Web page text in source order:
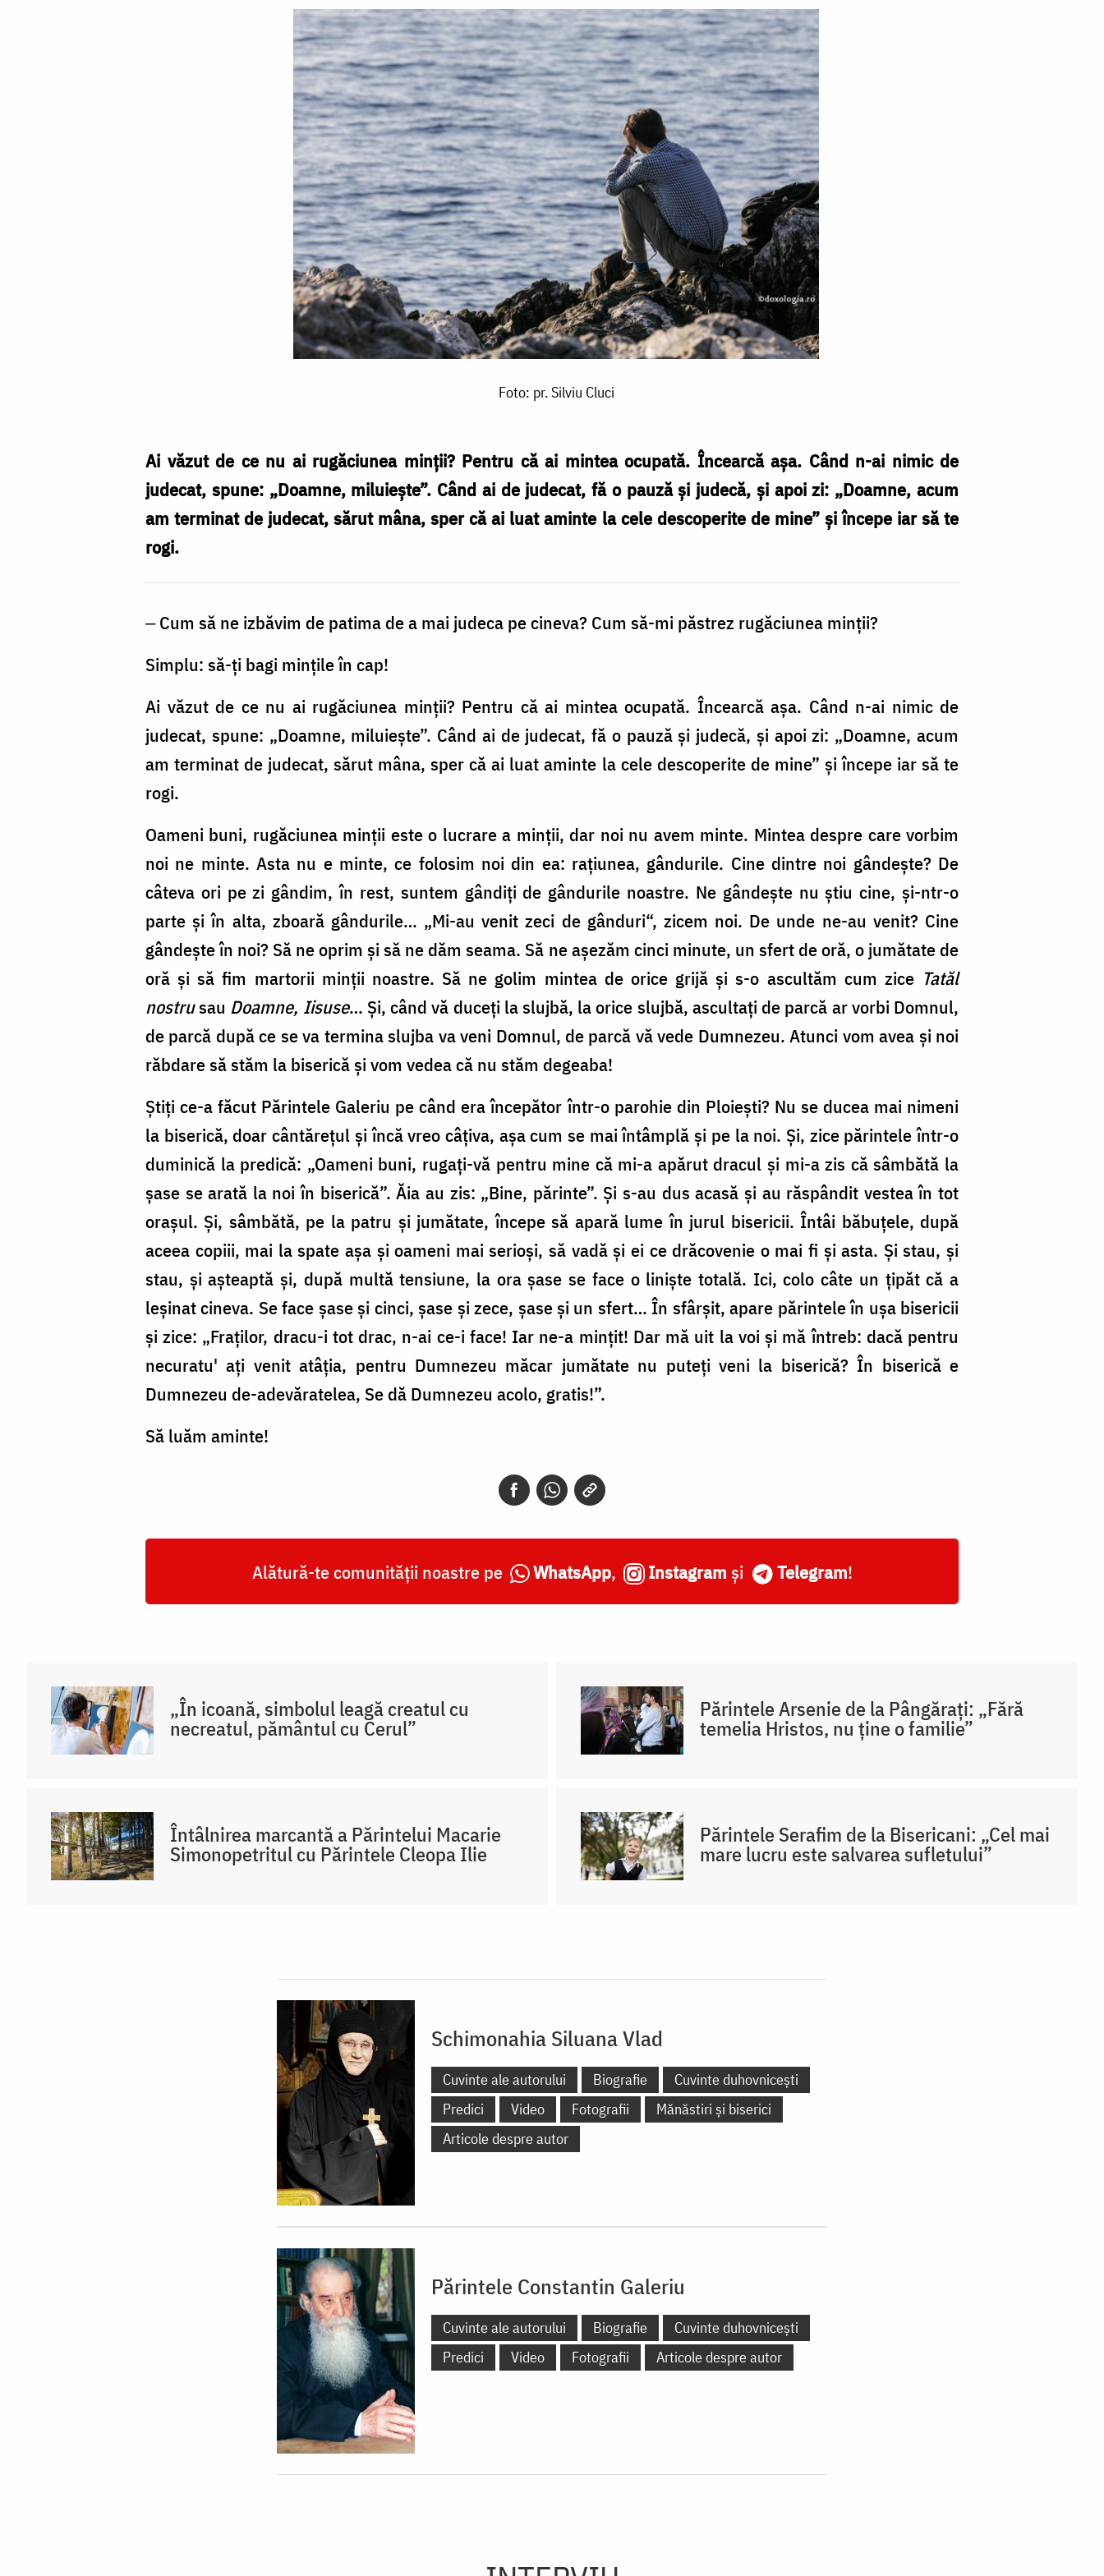
Foto: pr. Silviu Cluci
Ai văzut de ce nu ai rugăciunea minții? Pentru că ai mintea ocupată. Încearcă așa. Când n-ai nimic de
judecat, spune: „Doamne, miluiește”. Când ai de judecat, fă o pauză și judecă, și apoi zi: „Doamne, acum
am terminat de judecat, sărut mâna, sper că ai luat aminte la cele descoperite de mine” și începe iar să te
rogi.
‒ Cum să ne izbăvim de patima de a mai judeca pe cineva? Cum să-mi păstrez rugăciunea minții?
Simplu: să-ți bagi mințile în cap!
Ai văzut de ce nu ai rugăciunea minții? Pentru că ai mintea ocupată. Încearcă așa. Când n-ai nimic de
judecat, spune: „Doamne, miluiește”. Când ai de judecat, fă o pauză și judecă, și apoi zi: „Doamne, acum
am terminat de judecat, sărut mâna, sper că ai luat aminte la cele descoperite de mine” și începe iar să te
rogi.
Oameni buni, rugăciunea minții este o lucrare a minții, dar noi nu avem minte. Mintea despre care vorbim
noi ne minte. Asta nu e minte, ce folosim noi din ea: rațiunea, gândurile. Cine dintre noi gândește? De
câteva ori pe zi gândim, în rest, suntem gândiți de gândurile noastre. Ne gândește nu știu cine, și-ntr-o
parte și în alta, zboară gândurile… „Mi-au venit zeci de gânduri“, zicem noi. De unde ne-au venit? Cine
gândește în noi? Să ne oprim și să ne dăm seama. Să ne așezăm cinci minute, un sfert de oră, o jumătate de
oră și să fim martorii minții noastre. Să ne golim mintea de orice grijă și s-o ascultăm cum zice Tatăl
nostrusau Doamne, Iisuse… Și, când vă duceți la slujbă, la orice slujbă, ascultați de parcă ar vorbi Domnul,
de parcă după ce se va termina slujba va veni Domnul, de parcă vă vede Dumnezeu. Atunci vom avea și noi
răbdare să stăm la biserică și vom vedea că nu stăm degeaba!
Știți ce-a făcut Părintele Galeriu pe când era începător într-o parohie din Ploiești? Nu se ducea mai nimeni
la biserică, doar cântărețul și încă vreo câțiva, așa cum se mai întâmplă și pe la noi. Și, zice părintele într-o
duminică la predică: „Oameni buni, rugați-vă pentru mine că mi-a apărut dracul și mi-a zis că sâmbătă la
șase se arată la noi în biserică”. Ăia au zis: „Bine, părinte”. Și s-au dus acasă și au răspândit vestea în tot
orașul. Și, sâmbătă, pe la patru și jumătate, începe să apară lume în jurul bisericii. Întâi băbuțele, după
aceea copiii, mai la spate așa și oameni mai serioși, să vadă și ei ce drăcovenie o mai fi și asta. Și stau, și
stau, și așteaptă și, după multă tensiune, la ora șase se face o liniște totală. Ici, colo câte un țipăt că a
leșinat cineva. Se face șase și cinci, șase și zece, șase și un sfert… În sfârșit, apare părintele în ușa bisericii
și zice: „Fraților, dracu-i tot drac, n-ai ce-i face! Iar ne-a mințit! Dar mă uit la voi și mă întreb: dacă pentru
necuratu' ați venit atâția, pentru Dumnezeu măcar jumătate nu puteți veni la biserică? În biserică e
Dumnezeu de-adevăratelea, Se dă Dumnezeu acolo, gratis!”.
Să luăm aminte!
Alătură-te comunității noastre pe WhatsApp, Instagram și Telegram!
„În icoană, simbolul leagă creatul cu
necreatul, pământul cu Cerul”
Părintele Arsenie de la Pângărați: „Fără
temelia Hristos, nu ține o familie”
Întâlnirea marcantă a Părintelui Macarie
Simonopetritul cu Părintele Cleopa Ilie
Părintele Serafim de la Bisericani: „Cel mai
mare lucru este salvarea sufletului”
Schimonahia Siluana Vlad
Cuvinte ale autorului Biografie
Cuvinte duhovnicești
Predici
Video Fotografii
Mănăstiri și biserici
Articole despre autor
Părintele Constantin Galeriu
Cuvinte ale autorului Biografie
Cuvinte duhovnicești
Predici
Video Fotografii Articole despre autor